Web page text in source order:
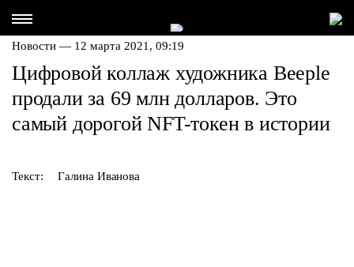
Новости — 12 марта 2021, 09:19
Цифровой коллаж художника Beeple
продали за 69 млн долларов. Это
самый дорогой NFT-токен в истории
Текст: Галина Иванова